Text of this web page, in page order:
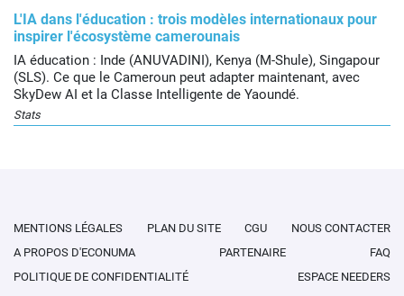
L'IA dans l'éducation : trois modèles internationaux pour
inspirer l'écosystème camerounais
IA éducation : Inde (ANUVADINI), Kenya (M-Shule), Singapour
(SLS). Ce que le Cameroun peut adapter maintenant, avec
SkyDew AI et la Classe Intelligente de Yaoundé.
Stats
MENTIONS LÉGALES PLAN DU SITE CGU
NOUS CONTACTER
A PROPOS D'ECONUMA
PARTENAIRE
FAQ
POLITIQUE DE CONFIDENTIALITÉ
ESPACE NEEDERS